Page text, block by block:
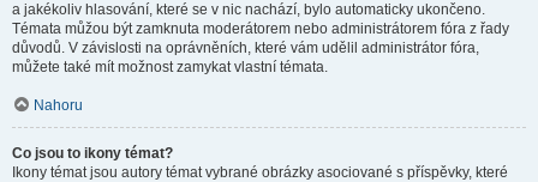
a jakékoliv hlasování, které se v nic nachází, bylo automaticky ukončeno.
Témata můžou být zamknuta moderátorem nebo administrátorem fóra z řady
důvodů. V závislosti na oprávněních, které vám udělil administrátor fóra,
můžete také mít možnost zamykat vlastní témata.
Nahoru
Co jsou to ikony témat?
Ikony témat jsou autory témat vybrané obrázky asociované s příspěvky, které